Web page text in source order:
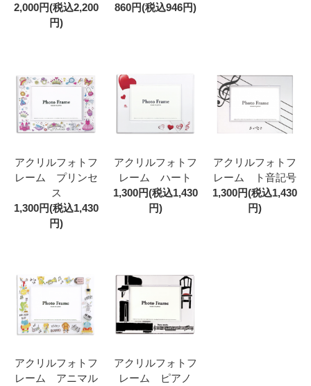
2,000円(税込2,200
円)
860円(税込946円)
アクリルフォトフ
レーム プリンセ
ス
1,300円(税込1,430
円)
アクリルフォトフ
レーム ハート
1,300円(税込1,430
円)
アクリルフォトフ
レーム ト音記号
1,300円(税込1,430
円)
アクリルフォトフ
レーム アニマル
アクリルフォトフ
レーム ピアノ